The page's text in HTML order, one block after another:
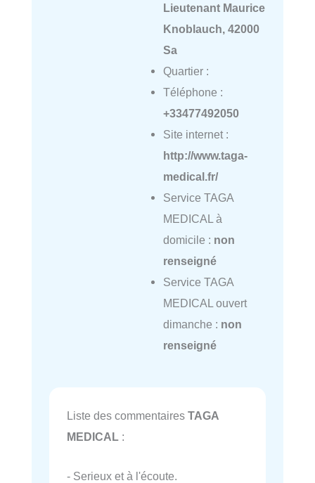
Lieutenant Maurice
Knoblauch, 42000
Sa
Quartier :
Téléphone :
+33477492050
Site internet :
http://www.taga-
medical.fr/
Service TAGA
MEDICAL à
domicile : non
renseigné
Service TAGA
MEDICAL ouvert
dimanche : non
renseigné
Liste des commentaires TAGA
MEDICAL :
- Serieux et à l'écoute.